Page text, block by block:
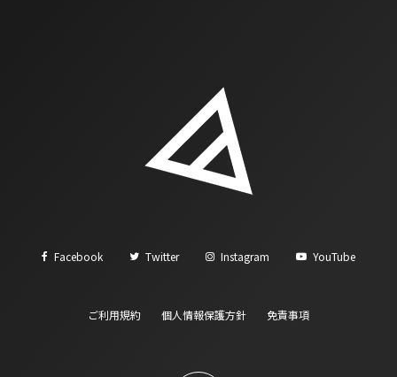
Facebook Twitter Instagram YouTube
ご利用規約 個人情報保護方針 免責事項